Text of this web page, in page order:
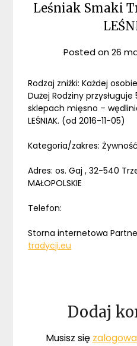
Leśniak Smaki
Posted on26
Rodzaj zniżki: Każdej
Dużej Rodziny
sklepach mięsno –
LEŚNIAK. (od 2016-11-05)
Kategoria/zakres:
Adres: os. Gaj , 32-540
MAŁOPOLSKIE
Telefon:
Storna internetowa
tradycji.eu
Dodaj
Musisz się